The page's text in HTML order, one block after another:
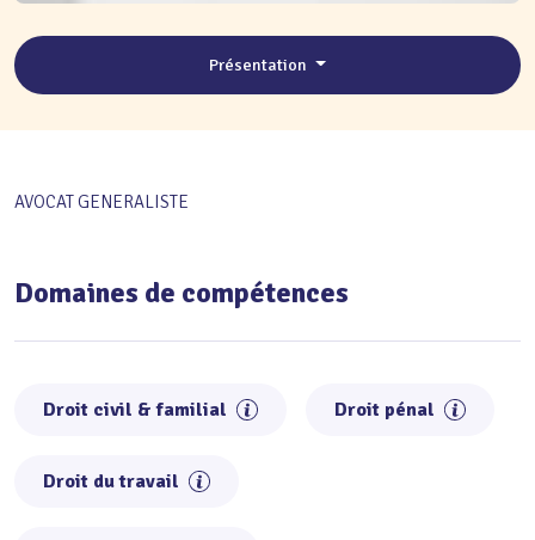
Présentation
AVOCAT GENERALISTE
Domaines de compétences
Droit civil & familial Droit pénal
Droit du travail